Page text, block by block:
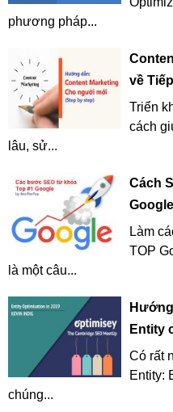
phương pháp...
về
Triển
cách
lâu, sử...
Cách
Làm
TOP
là một câu...
Entity
Có rất
Entity:
chúng...